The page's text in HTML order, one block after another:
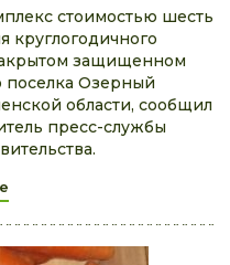
стоимостью шесть
круглогодичного
защищенном
поселка Озерный
области, сообщил
пресс-службы